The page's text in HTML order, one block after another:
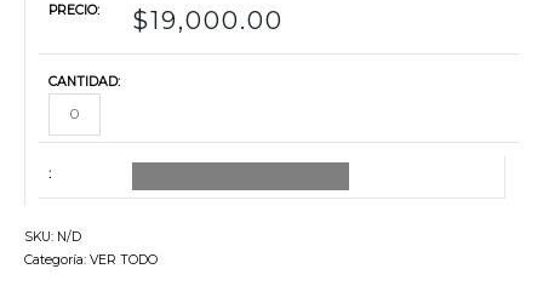
$19,000.00
SKU: N/D
Categoría: VER TODO